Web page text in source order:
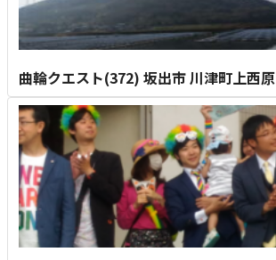
曲輪クエスト(372) 坂出市 川津町上西原